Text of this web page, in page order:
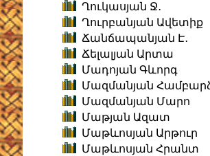
Ղուկասյան Ջ․
Ղուրբանյան Ավետիք
Ճանճապանյան Է․
Ճելալյան Արտա
Մադոյան Գևորգ
Մազմանյան
Մազմանյան Մարո
Մաթյան Ազատ
Մաթևոսյան Արթուր
Մաթևոսյան Հրանտ